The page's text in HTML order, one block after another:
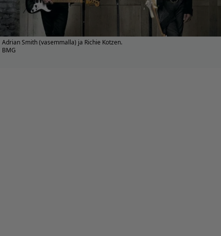
Adrian Smith (vasemmalla) ja Richie Kotzen.
BMG